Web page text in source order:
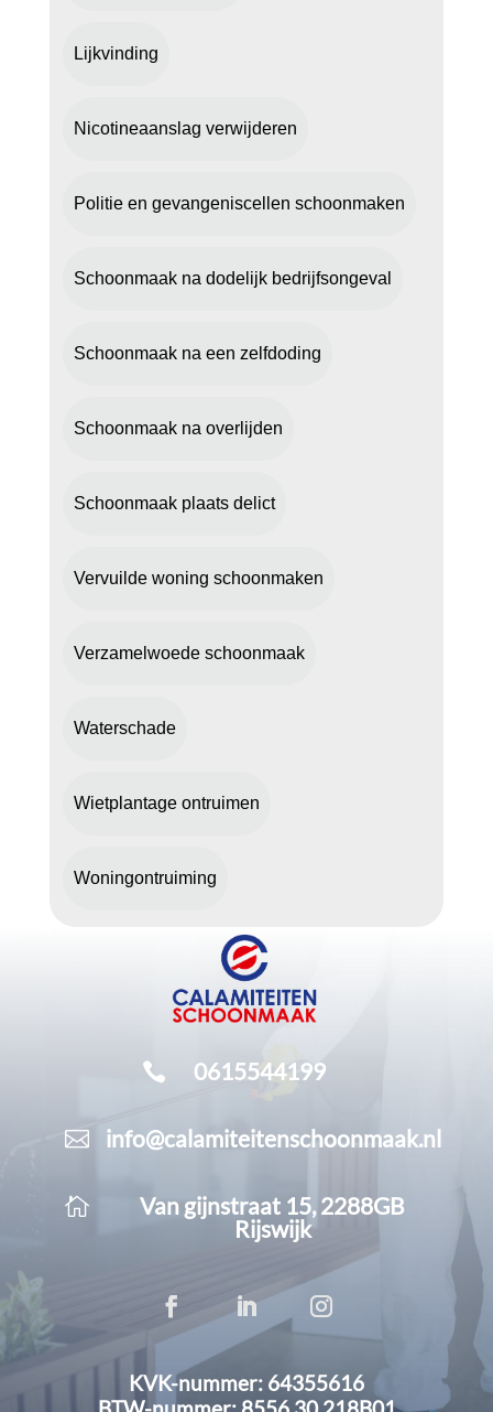
Lijkvinding
Nicotineaanslag verwijderen
Politie en gevangeniscellen schoonmaken
Schoonmaak na dodelijk bedrijfsongeval
Schoonmaak na een zelfdoding
Schoonmaak na overlijden
Schoonmaak plaats delict
Vervuilde woning schoonmaken
Verzamelwoede schoonmaak
Waterschade
Wietplantage ontruimen
Woningontruiming
 0615544199
 info@calamiteitenschoonmaak.nl

Van gijnstraat 15, 2288GB
Rijswijk
KVK-nummer: 64355616